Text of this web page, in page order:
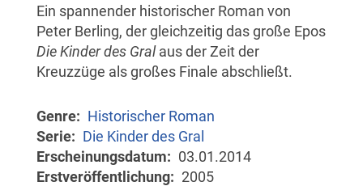
Ein spannender historischer Roman von
Peter Berling, der gleichzeitig das große Epos
Die Kinder des Gralaus der Zeit der
Kreuzzüge als großes Finale abschließt.
Genre
Historischer Roman
Serie
Die Kinder des Gral
Erscheinungsdatum
03.01.2014
Erstveröffentlichung
2005